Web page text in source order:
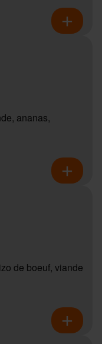
ananas,
de boeuf, viande